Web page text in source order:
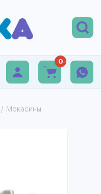
0
/ Мокасины